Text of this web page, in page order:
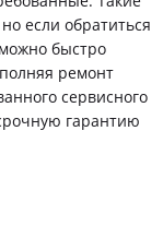
если обратиться
быстро
ремонт
сервисного
гарантию